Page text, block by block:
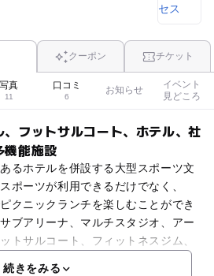
クーポン チケット
写真
11
口コミ
6
お知らせ
イベント
見どころ
フットサルコート、ホテル、社
機能施設
るホテルを併設する大型スポーツ文
ポーツが利用できるだけでなく、
クニックランチを楽しむことができ
ブアリーナ、マルチスタジオ、アー
トサルコート、フィットネスジム、
続きをみる